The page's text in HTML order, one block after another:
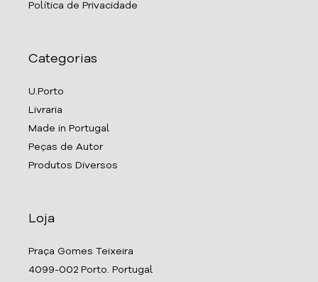
Política de Privacidade
Categorias
U.Porto
Livraria
Made in Portugal
Peças de Autor
Produtos Diversos
Loja
Praça Gomes Teixeira
4099-002 Porto. Portugal